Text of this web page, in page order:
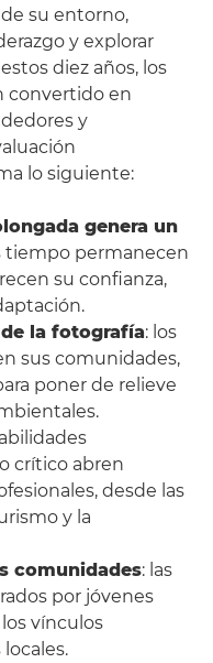
su entorno,
y explorar
diez años, los
convertido en
y
lo siguiente:
genera un
tiempo permanecen
su confianza,
la fotografía: los
sus comunidades,
poner de relieve
crítico abren
desde las
y la
comunidades: las
por jóvenes
vínculos